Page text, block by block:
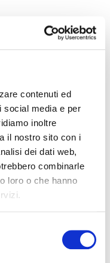
contenuti ed
social media e per
inoltre
il nostro sito con i
dei dati web,
combinarle
loro o che hanno
online dal sito di ABF,
a questa pagina.
il numero
dei Lavoratori